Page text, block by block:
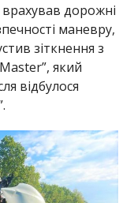
дорожні
маневру,
зіткнення з
який
відбулося